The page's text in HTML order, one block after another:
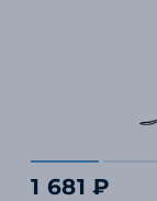
1 681 ₽